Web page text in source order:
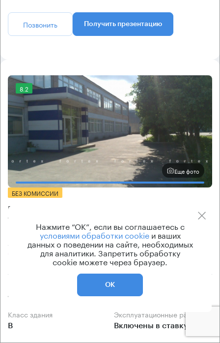
Позвонить Получить презентацию
8.2
Еще фото
БЕЗ КОМИССИИ
Бизнес-центр
1-й Вешняковский 7
Москва, 1-й Вешняковский проезд, 7
Стахановская → 3.59 км ~19 мин
1272 кв.м по запросу
Класс здания
B
Эксплуатационные расходы
Включены в ставку
Нажмите “ОК”, если вы соглашаетесь с
условиями обработки cookieи ваших
данных о поведении на сайте, необходимых
для аналитики. Запретить обработку
cookie можете через браузер.
ОК